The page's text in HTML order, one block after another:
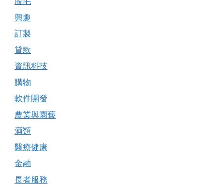
興趣
訂製
貸款
資訊科技
購物
軟件開發
農業與園藝
酒類
醫療健康
金融
長者服務